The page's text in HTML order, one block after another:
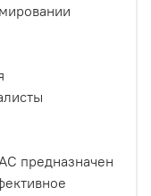
предназначен